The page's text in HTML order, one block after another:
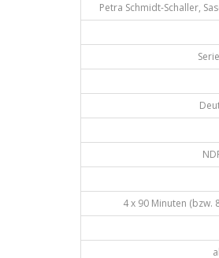
Petra Schmidt-Schaller,
4 x 90 Minuten (bzw.